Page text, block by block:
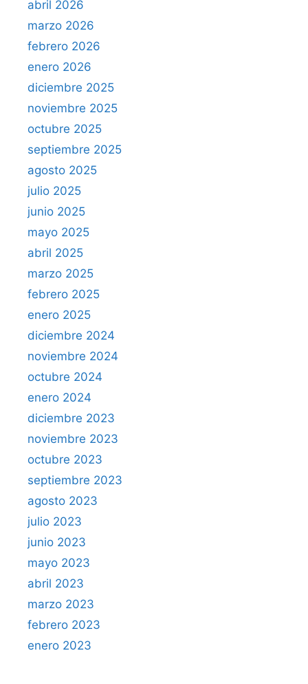
abril 2026
marzo 2026
febrero 2026
enero 2026
diciembre 2025
noviembre 2025
octubre 2025
septiembre 2025
agosto 2025
julio 2025
junio 2025
mayo 2025
abril 2025
marzo 2025
febrero 2025
enero 2025
diciembre 2024
noviembre 2024
octubre 2024
enero 2024
diciembre 2023
noviembre 2023
octubre 2023
septiembre 2023
agosto 2023
julio 2023
junio 2023
mayo 2023
abril 2023
marzo 2023
febrero 2023
enero 2023